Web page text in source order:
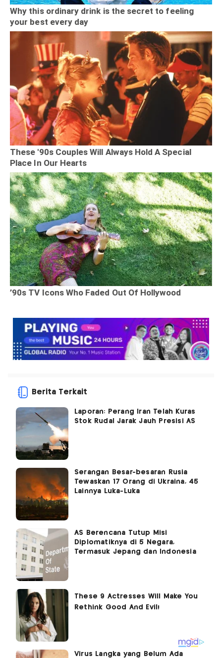
Berita Terkait
Laporan: Perang Iran Telah Kuras
Stok Rudal Jarak Jauh Presisi AS
Serangan Besar-besaran Rusia
Tewaskan 17 Orang di Ukraina, 45
Lainnya Luka-Luka
AS Berencana Tutup Misi
Diplomatiknya di 5 Negara,
Termasuk Jepang dan Indonesia
Virus Langka yang Belum Ada